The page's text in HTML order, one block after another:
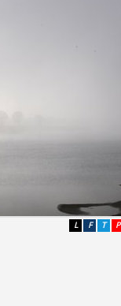
P
T
F
L